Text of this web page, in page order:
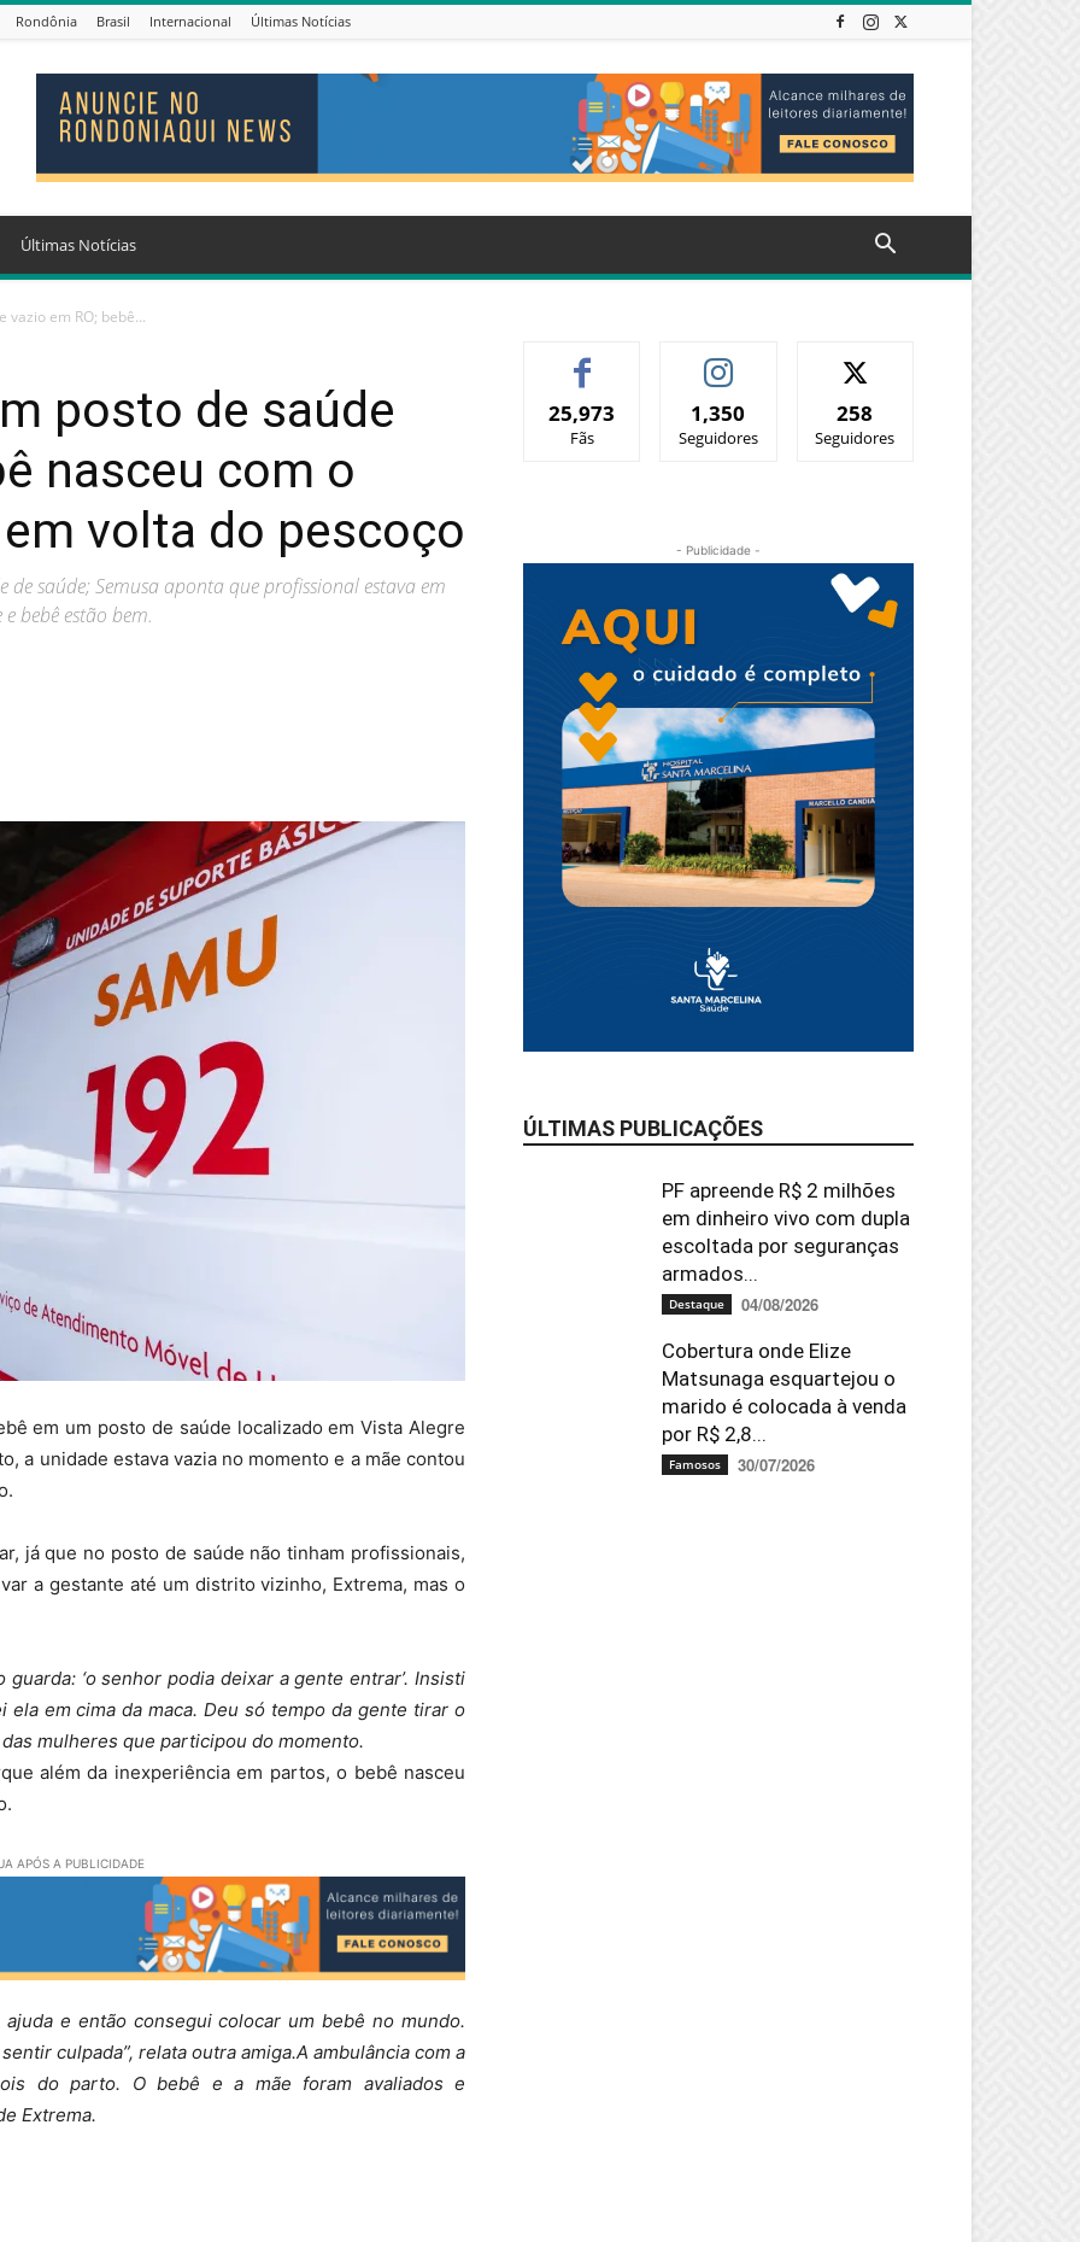
Rondônia Brasil Internacional Últimas Notícias
Últimas Notícias
em RO; bebê...
posto de saúde
nasceu com o
volta do pescoço
saúde; Semusa aponta que profissional estava em
bebê estão bem.
em um posto de saúde localizado em Vista Alegre
a unidade estava vazia no momento e a mãe contou
já que no posto de saúde não tinham profissionais,
a gestante até um distrito vizinho, Extrema, mas o
‘o senhor podia deixar a gente entrar’. Insisti
em cima da maca. Deu só tempo da gente tirar o
mulheres que participou do momento.
além da inexperiência em partos, o bebê nasceu
APÓS A PUBLICIDADE
e então consegui colocar um bebê no mundo.
culpada”, relata outra amiga.A ambulância com a
do parto. O bebê e a mãe foram avaliados e
Extrema.
25,973
Fãs
1,350
Seguidores
258
Seguidores
- Publicidade -
ÚLTIMAS PUBLICAÇÕES
PF apreende R$ 2 milhões
em dinheiro vivo com dupla
escoltada por seguranças
armados...
Destaque 04/08/2026
Cobertura onde Elize
Matsunaga esquartejou o
marido é colocada à venda
por R$ 2,8...
Famosos 30/07/2026